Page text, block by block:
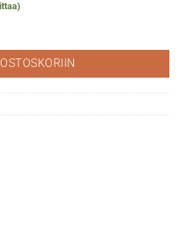
Pyrrole red määrä